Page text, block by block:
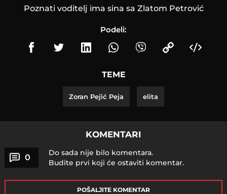
Poznati voditelj ima sina sa Zlatom Petrović
Podeli:
TEME
Zoran Pejić Peja elita
KOMENTARI
0
Do sada nije bilo komentara.
Budite prvi koji će ostaviti komentar.
POŠALJITE KOMENTAR